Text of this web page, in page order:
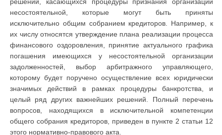
несостоятельной, которые могут быть приняты
исключительно общим собранием кредиторов. Например, к
их числу относятся утверждение плана реализации процесса
финансового оздоровления, принятие актуального графика
погашения имеющихся у несостоятельной организации
задолженностей, выбор арбитражного управляющего,
которому будет поручено осуществление всех юридически
значимых действий в рамках процедуры банкротства, и
целый ряд других важнейших решений. Полный перечень
вопросов, находящихся в исключительной компетенции
общего собрания кредиторов, приведен в пункте 2 статьи 12
этого нормативно-правового акта.